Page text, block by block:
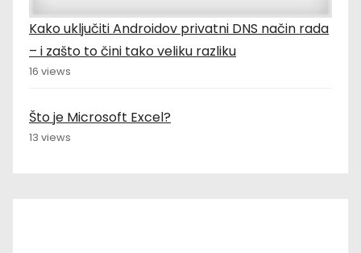
Kako uključiti Androidov privatni DNS način rada
– i zašto to čini tako veliku razliku
16 views
Što je Microsoft Excel?
13 views